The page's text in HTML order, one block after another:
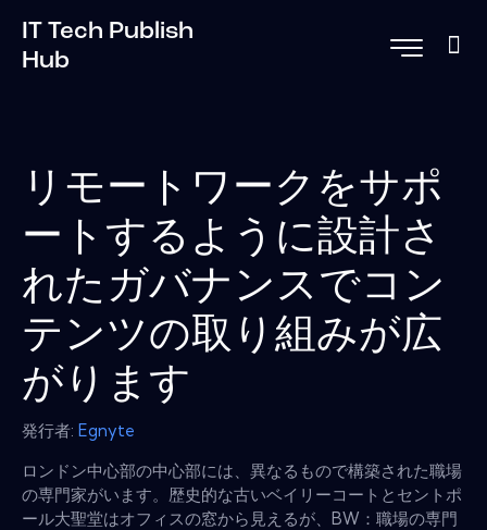
IT Tech Publish
Hub
リモートワークをサポ
ートするように設計さ
れたガバナンスでコン
テンツの取り組みが広
がります
発行者: Egnyte
ロンドン中心部の中心部には、異なるもので構築された職場
の専門家がいます。歴史的な古いベイリーコートとセントポ
ール大聖堂はオフィスの窓から見えるが、BW：職場の専門